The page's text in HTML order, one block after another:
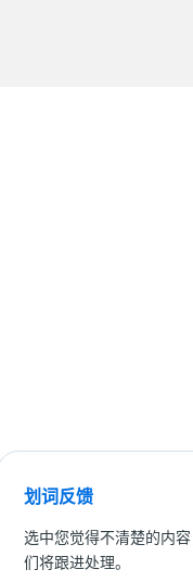
划词反馈
选中您觉得不清楚的内
们将跟进处理。